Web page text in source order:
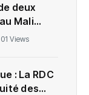
deux
Mali
01 Views
: La RDC
des